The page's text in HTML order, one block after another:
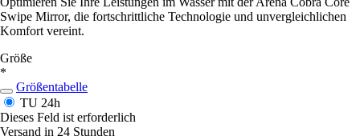
Swipe Mirror, die fortschrittliche Technologie und unvergleichlichen
Komfort vereint.
Größe
*
Größentabelle
TU 24h
Dieses Feld ist erforderlich
Versand in 24 Stunden